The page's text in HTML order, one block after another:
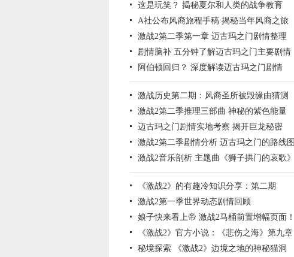
这是玩笑？ 揭秘夏尔和人类的战争教育
A社公布风裔旅程手稿 揭秘当年风裔之旅
激战2第二季第一章 迈古玛之门剧情整理
剧情脑补 五分钟了解迈古玛之门主要剧情
阿伯顿回归？ 深度解读迈古玛之门剧情
激战历史第二期：风裔圣所被毁缘由猜测
激战2第二季推理三部曲 神秘的紫色能量
迈古玛之门剧情实地考察 揭开巨龙秘密
激战2第二季剧情分析 迈古玛之门的路线图
激战2音乐剖析 主题曲《狮子拱门的哀歌》
《激战2》的有趣冷知识分享：第二期
激战2第一季世界动态剧情回顾
娘子快来看上帝 激战2马桶前置增幅页面！
《激战2》官方小说：《悲伤之海》第九章
秘境探索 《激战2》边境之地的神秘猫洞